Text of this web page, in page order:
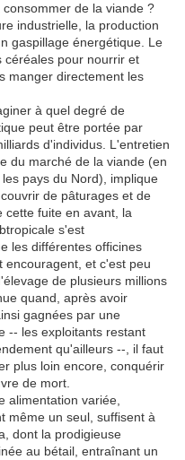
de la viande ?
industrielle, la production
gaspillage énergétique. Le
céréales pour nourrir et
manger directement les
à quel degré de
peut être portée par
d'individus. L'entretien
du marché de la viande (en
pays du Nord), implique
de pâturages et de
cette fuite en avant, la
s'est
les différentes officines
encouragent, et c'est peu
de plusieurs millions
quand, après avoir
gagnées par une
-- les exploitants restant
qu'ailleurs --, il faut
plus loin encore, conquérir
de mort.
alimentation variée,
même un seul, suffisent à
dont la prodigieuse
au bétail, entraînant un